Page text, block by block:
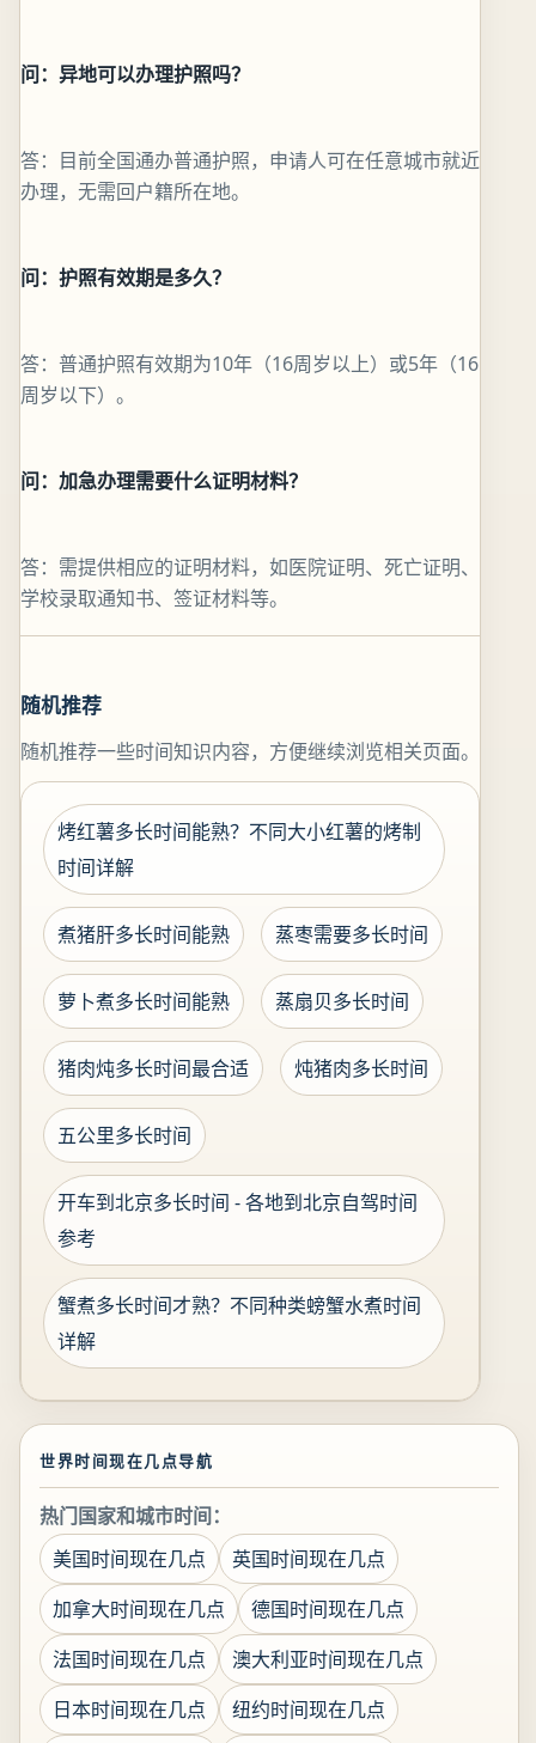
问：异地可以办理护照吗？
答：目前全国通办普通护照，申请人可在任意城市就近
办理，无需回户籍所在地。
问：护照有效期是多久？
答：普通护照有效期为10年（16周岁以上）或5年（16
周岁以下）。
问：加急办理需要什么证明材料？
答：需提供相应的证明材料，如医院证明、死亡证明、
学校录取通知书、签证材料等。
随机推荐
随机推荐一些时间知识内容，方便继续浏览相关页面。
烤红薯多长时间能熟？不同大小红薯的烤制
时间详解
煮猪肝多长时间能熟 蒸枣需要多长时间
萝卜煮多长时间能熟 蒸扇贝多长时间
猪肉炖多长时间最合适 炖猪肉多长时间
五公里多长时间
开车到北京多长时间 - 各地到北京自驾时间
参考
蟹煮多长时间才熟？不同种类螃蟹水煮时间
详解
世界时间现在几点导航
热门国家和城市时间：
美国时间现在几点
英国时间现在几点
加拿大时间现在几点
德国时间现在几点
法国时间现在几点
澳大利亚时间现在几点
日本时间现在几点
纽约时间现在几点